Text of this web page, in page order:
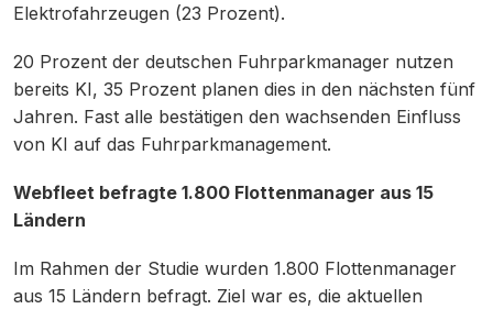
Elektrofahrzeugen (23 Prozent).
20 Prozent der deutschen Fuhrparkmanager nutzen
bereits KI, 35 Prozent planen dies in den nächsten fünf
Jahren. Fast alle bestätigen den wachsenden Einfluss
von KI auf das Fuhrparkmanagement.
Webfleet befragte 1.800 Flottenmanager aus 15
Ländern
Im Rahmen der Studie wurden 1.800 Flottenmanager
aus 15 Ländern befragt. Ziel war es, die aktuellen